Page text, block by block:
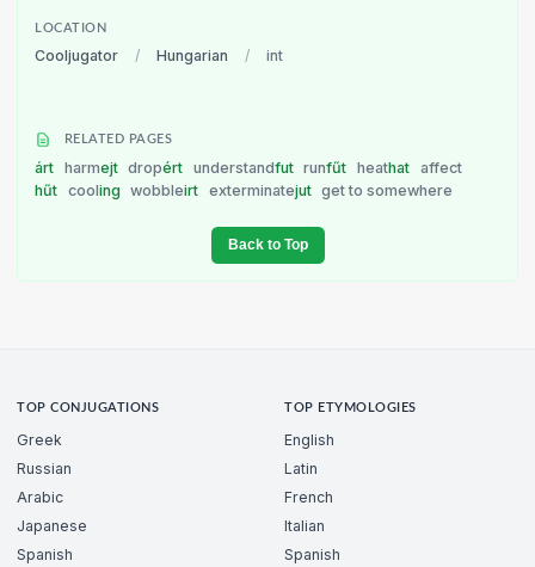
LOCATION
Cooljugator / Hungarian / int
RELATED PAGES
árt harmejt dropért understandfut runfűt heathat affect
hűt cooling wobbleirt exterminatejut get to somewhere
Back to Top
TOP CONJUGATIONS
Greek
Russian
Arabic
Japanese
Spanish
TOP ETYMOLOGIES
English
Latin
French
Italian
Spanish